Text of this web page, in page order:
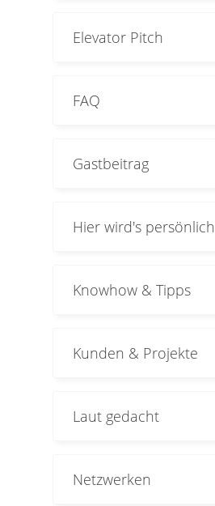
Elevator Pitch
FAQ
Gastbeitrag
Hier wird's persönlich
Knowhow & Tipps
Kunden & Projekte
Laut gedacht
Netzwerken